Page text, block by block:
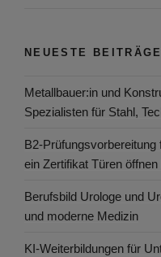
NEUESTE BEITRÄGE
Metallbauer:in und
Spezialisten für Stahl,
B2-Prüfungsvorbereitung
ein Zertifikat Türen öffnen
Berufsbild Urologe und
und moderne Medizin
KI-Weiterbildungen für